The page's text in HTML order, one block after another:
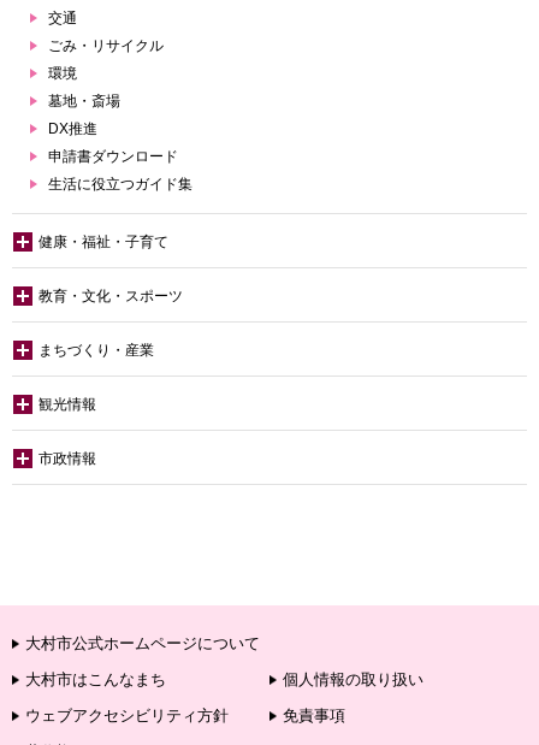
交通
ごみ・リサイクル
環境
墓地・斎場
DX推進
申請書ダウンロード
生活に役立つガイド集
健康・福祉・子育て
教育・文化・スポーツ
まちづくり・産業
観光情報
市政情報
大村市公式ホームページについて
大村市はこんなまち
個人情報の取り扱い
ウェブアクセシビリティ方針
免責事項